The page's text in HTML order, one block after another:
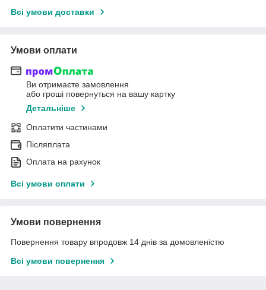
Всі умови доставки
Умови оплати
Ви отримаєте замовлення
або гроші повернуться на вашу картку
Детальніше
Оплатити частинами
Післяплата
Оплата на рахунок
Всі умови оплати
Умови повернення
Повернення товару впродовж 14 днів за домовленістю
Всі умови повернення